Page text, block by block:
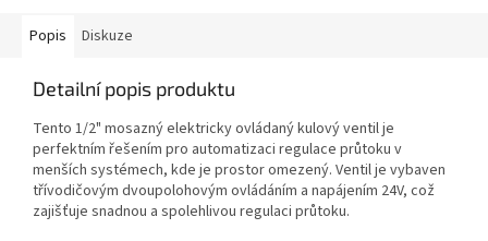
Popis Diskuze
Detailní popis produktu
Tento 1/2" mosazný elektricky ovládaný kulový ventil je
perfektním řešením pro automatizaci regulace průtoku v
menších systémech, kde je prostor omezený. Ventil je vybaven
třívodičovým dvoupolohovým ovládáním a napájením 24V, což
zajišťuje snadnou a spolehlivou regulaci průtoku.